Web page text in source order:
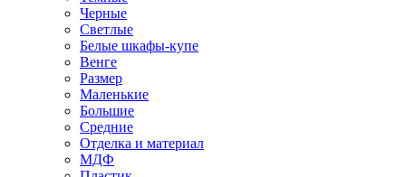
Черные
Светлые
Белые шкафы-купе
Венге
Размер
Маленькие
Большие
Средние
Отделка и материал
МДФ